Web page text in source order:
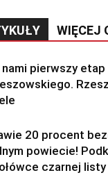
WIĘCEJ
nami pierwszy etap
20 procent
powiecie!
czarnej listy